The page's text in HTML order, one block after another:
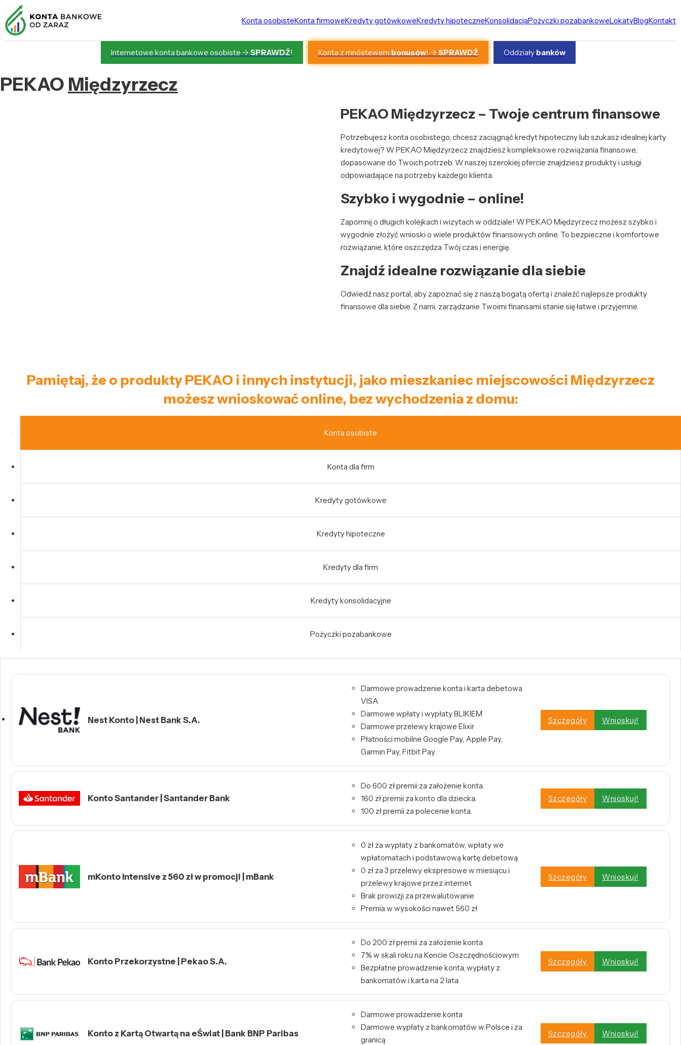
Konta osobisteKonta firmoweKredyty gotówkoweKredyty hipoteczneKonsolidacjaPożyczki pozabankoweLokatyBlogKontakt
Internetowe konta bankowe osobiste -> SPRAWDŹ! Konta z mnóstewem bonusów! ->SPRAWDŹ Oddziały banków
PEKAO Międzyrzecz
PEKAO Międzyrzecz – Twoje centrum finansowe
Potrzebujesz konta osobistego, chcesz zaciągnąć kredyt hipoteczny lub szukasz idealnej karty
kredytowej? W PEKAO Międzyrzecz znajdziesz kompleksowe rozwiązania finansowe,
dopasowane do Twoich potrzeb. W naszej szerokiej ofercie znajdziesz produkty i usługi
odpowiadające na potrzeby każdego klienta.
Szybko i wygodnie – online!
Zapomnij o długich kolejkach i wizytach w oddziale! W PEKAO Międzyrzecz możesz szybko i
wygodnie złożyć wnioski o wiele produktów finansowych online. To bezpieczne i komfortowe
rozwiązanie, które oszczędza Twój czas i energię.
Znajdź idealne rozwiązanie dla siebie
Odwiedź nasz portal, aby zapoznać się z naszą bogatą ofertą i znaleźć najlepsze produkty
finansowe dla siebie. Z nami, zarządzanie Twoimi finansami stanie się łatwe i przyjemne.
Pamiętaj, że o produkty PEKAO i innych instytucji, jako mieszkaniec miejscowości Międzyrzecz
możesz wnioskować online, bez wychodzenia z domu:
Konta osobiste
Konta dla firm
Kredyty gotówkowe
Kredyty hipoteczne
Kredyty dla firm
Kredyty konsolidacyjne
Pożyczki pozabankowe
Nest Konto | Nest Bank S.A.
Darmowe prowadzenie konta i karta debetowa
VISA
Darmowe wpłaty i wypłaty BLIKIEM
Darmowe przelewy krajowe Elixir
Płatności mobilne Google Pay, Apple Pay,
Garmin Pay, Fitbit Pay
Szczegóły Wnioskuj!
Konto Santander | Santander Bank
Do 600 zł premii za założenie konta.
160 zł premii za konto dla dziecka.
100 zł premii za polecenie konta.
Szczegóły Wnioskuj!
mKonto Intensive z 560 zł w promocji | mBank
0 zł za wypłaty z bankomatów, wpłaty we
wpłatomatach i podstawową kartę debetową
0 zł za 3 przelewy ekspresowe w miesiącu i
przelewy krajowe przez internet
Brak prowizji za przewalutowanie
Premia w wysokości nawet 560 zł
Szczegóły Wnioskuj!
Konto Przekorzystne | Pekao S.A.
Do 200 zł premii za założenie konta
7% w skali roku na Koncie Oszczędnościowym
Bezpłatne prowadzenie konta, wypłaty z
bankomatów i karta na 2 lata
Szczegóły Wnioskuj!
Konto z Kartą Otwartą na eŚwiat | Bank BNP Paribas
Darmowe prowadzenie konta
Darmowe wypłaty z bankomatów w Polsce i za
granicą
Szczegóły Wnioskuj!